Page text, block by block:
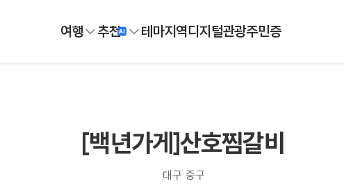
여행 추천 테마지역디지털관광주민증
[백년가게]산호찜갈비
대구 중구